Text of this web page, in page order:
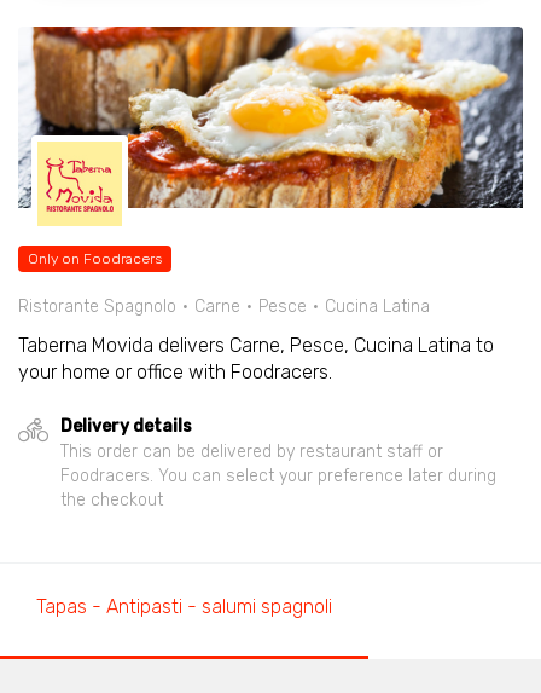
Only on Foodracers
Ristorante Spagnolo Carne Pesce Cucina Latina
Taberna Movida delivers Carne, Pesce, Cucina Latina to
your home or office with Foodracers.
Delivery details
This order can be delivered by restaurant staff or
Foodracers. You can select your preference later during
the checkout
Tapas - Antipasti - salumi spagnoli